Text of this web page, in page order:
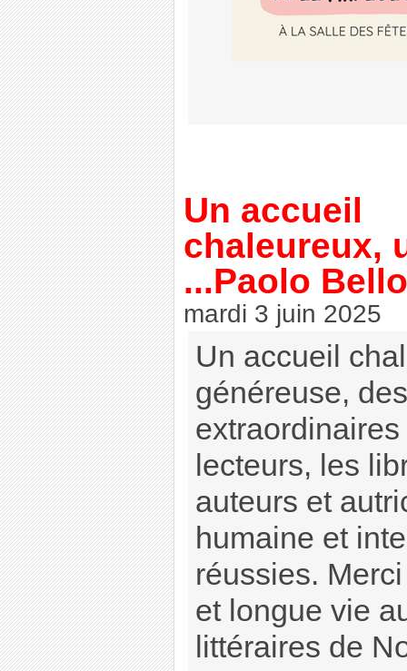
Un accueil
chaleureux,
...Paolo
mardi 3 juin 2025
Un accueil
généreuse,
lecteurs, les
auteurs et
humaine et
réussies.
et longue vie
littéraires de